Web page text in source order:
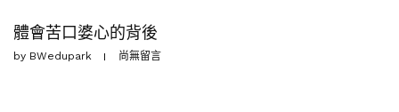
體會苦口婆心的背後
by BWedupark 尚無留言